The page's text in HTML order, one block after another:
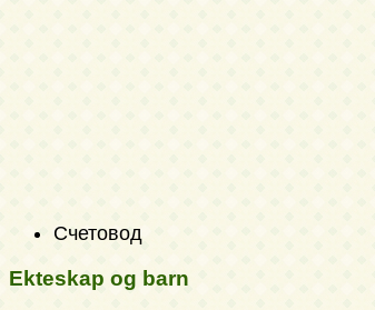
Счетовод
Ekteskap og barn